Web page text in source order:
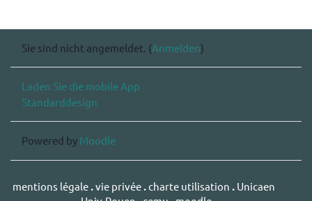
Sie sind nicht angemeldet. (Anmelden)
Laden Sie die mobile App
Standarddesign
Powered by Moodle
mentions légale .vie privée .charte utilisation . Unicaen